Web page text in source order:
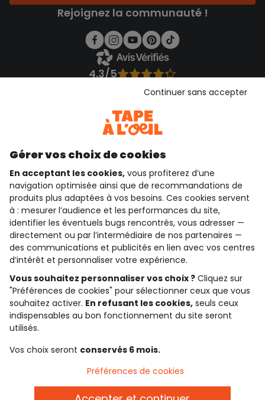
Rejoignez la communauté !
4.3/5
Voir l’attestation de confiance
Téléchargez notre application
Découvrir notre application
qui sommes-nous ?
besoin d'aide ?
le club fidélité
notre catalogue
Conditions générales de ventes et d'utilisation
Politique de confidentialité
Cookies et données personnelles
Paramètres des cookies
Gérer vos choix de cookies
En acceptant les cookies, vous profiterez d’une
navigation optimisée ainsi que de recommandations de
produits plus adaptées à vos besoins. Ces cookies servent
à : mesurer l’audience et les performances du site,
identifier les éventuels bugs rencontrés, vous adresser —
directement ou par l’intermédiaire de nos partenaires —
des communications et publicités en lien avec vos centres
d’intérêt et personnaliser votre expérience.
Vous souhaitez personnaliser vos choix ? Cliquez sur
"Préférences de cookies" pour sélectionner ceux que vous
souhaitez activer. En refusant les cookies, seuls ceux
indispensables au bon fonctionnement du site seront
utilisés.
Vos choix seront conservés 6 mois.
Continuer sans accepter
Préférences de cookies